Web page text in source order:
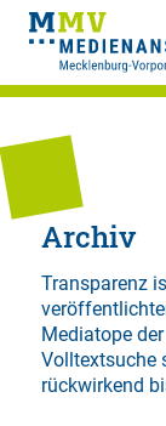
Archiv
Transparenz
Mediatope
Volltextsuche
rückwirkend